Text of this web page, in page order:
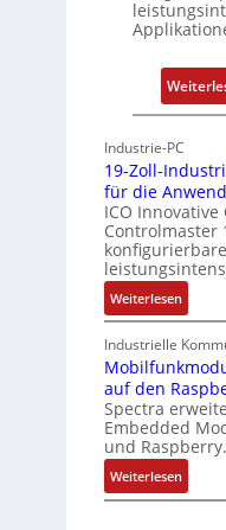
Industrie-PC
19-Zoll-
für die
ICO
Controlmaster
Weiterlesen:
1
9
-
Z
o
l
l
-
I
Industrielle
auf den
Spectra
Embedded
und
Weiterlesen:
M